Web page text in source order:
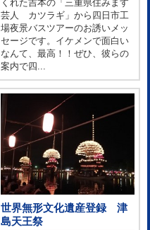
くれた吉本の「三重県住みます
芸人 カツラギ」から四日市工
場夜景バスツアーのお誘いメッ
セージです。イケメンで面白い
なんて、最高！！ぜひ、彼らの
案内で四...
世界無形文化遺産登録 津
島天王祭